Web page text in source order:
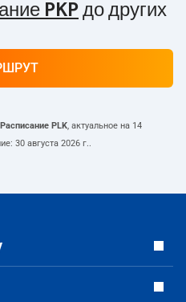
PKP до других
Расписание PLK, актуальное на 14
30 августа 2026 г..